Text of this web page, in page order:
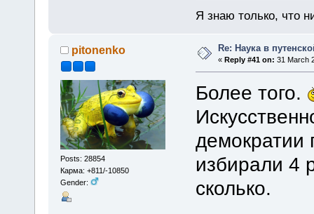
Я знаю только, что
pitonenko
Posts: 28854
Карма: +811/-10850
Gender:
Re: Наука в
«Reply #41 on: 31 March
Более того.
демократии
избирали 4
сколько.